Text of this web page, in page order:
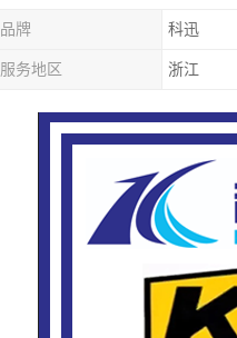
品牌 科迅
服务地区 浙江